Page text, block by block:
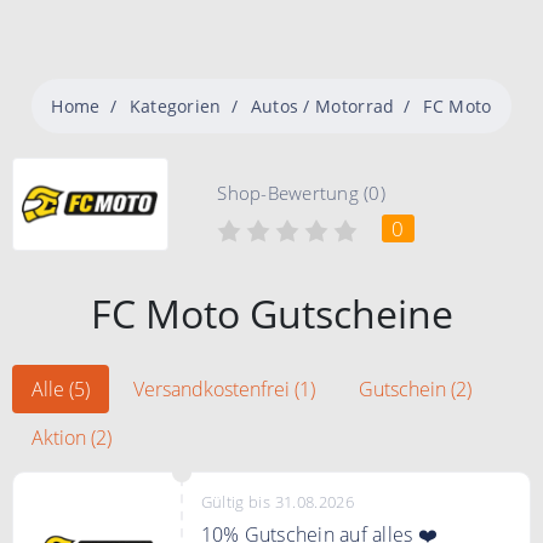
Home Kategorien Autos / Motorrad FC Moto
Shop-Bewertung (0)
0
FC Moto Gutscheine
Alle (5) Versandkostenfrei (1)
Gutschein (2)
Aktion (2)
Gültig bis 31.08.2026
10% Gutschein auf alles ❤️